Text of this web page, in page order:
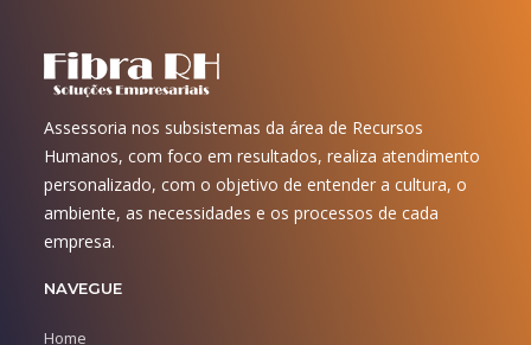
Assessoria nos subsistemas da área de Recursos
Humanos, com foco em resultados, realiza atendimento
personalizado, com o objetivo de entender a cultura, o
ambiente, as necessidades e os processos de cada
empresa.
NAVEGUE
Home